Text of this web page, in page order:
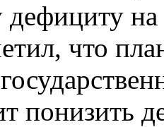
на
что
понизить